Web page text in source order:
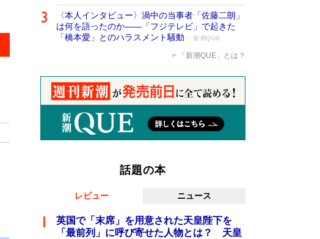
〈本人インタビュー〉渦中の当事者「佐藤二朗」
は何を語ったのか――「フジテレビ」で起きた
「橋本愛」とのハラスメント騒動
新潮QUE
「新潮QUE」とは？
話題の本
レビュー ニュース
英国で「末席」を用意された天皇陛下を
「最前列」に呼び寄せた人物とは？ 天皇